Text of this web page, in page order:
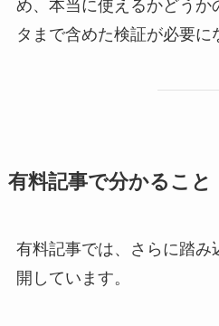
め、本当に使えるかどうか
タまで含めた検証が必要に
有料記事で分かること
有料記事では、さらに踏み
開しています。